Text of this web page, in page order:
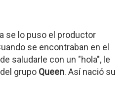
se lo puso el productor
se encontraban en el
saludarle con un "hola", le
grupo Queen. Así nació su